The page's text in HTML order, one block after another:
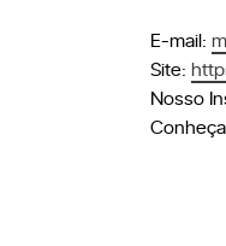
E-mail:
Site:
Nosso